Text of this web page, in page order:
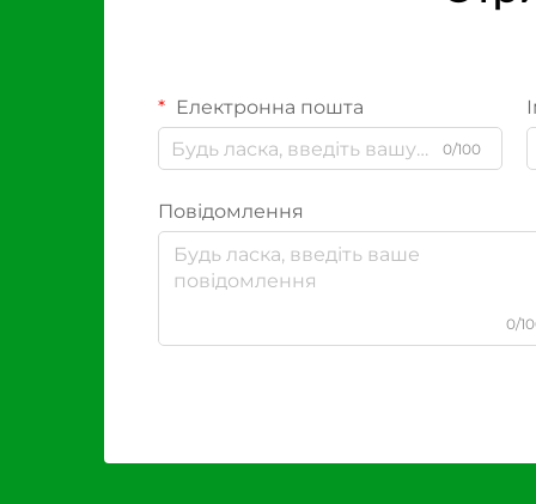
Електронна пошта
0/100
Повідомлення
0/